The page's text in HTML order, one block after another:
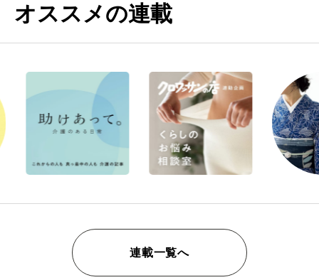
オススメの連載
連載一覧へ